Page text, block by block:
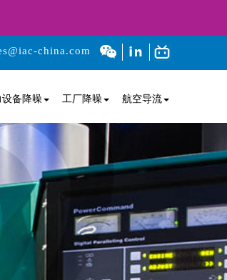
china.com
备降噪 工厂降噪 航空导流